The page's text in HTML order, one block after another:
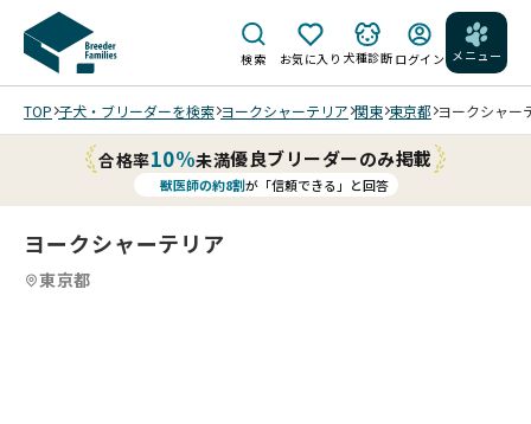
検索 お気に入り 犬種診断 ログイン メニュー
TOP 子犬・ブリーダーを検索 ヨークシャーテリア 関東 東京都 ヨークシャー
合格率10%未満優良ブリーダーのみ掲載
獣医師の約8割が「信頼できる」と回答
ヨークシャーテリア
東京都